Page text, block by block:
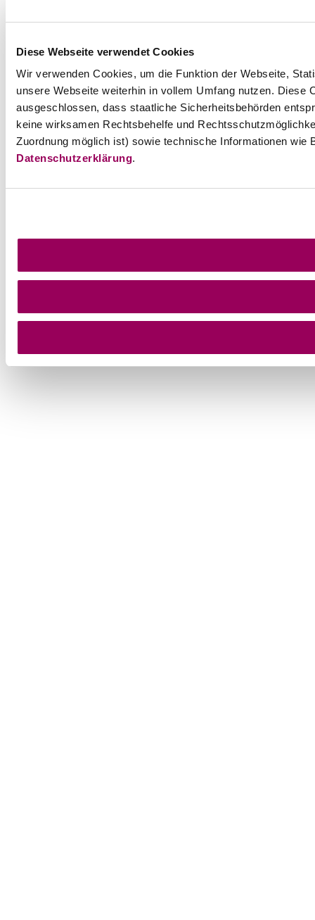
Diese Webseite verwendet Cookies
Wir verwenden Cookies, um die Funktion der Webseite,
unsere Webseite weiterhin in vollem Umfang nutzen.
ausgeschlossen, dass staatliche Sicherheitsbehörden
keine wirksamen Rechtsbehelfe und
Zuordnung möglich ist) sowie technische Informationen
Datenschutzerklärung.